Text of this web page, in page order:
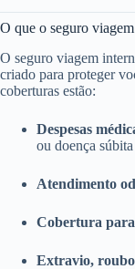
O que o seguro
O seguro viagem
criado para proteger
coberturas estão:
Despesas
ou doença súbita
Atendimento
Cobertura
Extravio, roubo